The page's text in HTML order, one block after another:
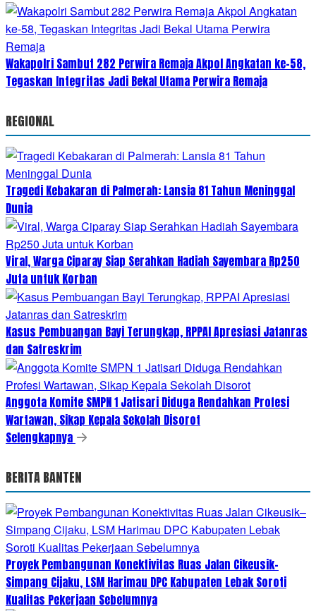
Wakapolri Sambut 282 Perwira Remaja Akpol Angkatan ke-58,
Tegaskan Integritas Jadi Bekal Utama Perwira Remaja
REGIONAL
Tragedi Kebakaran di Palmerah: Lansia 81 Tahun Meninggal
Dunia
Viral, Warga Ciparay Siap Serahkan Hadiah Sayembara Rp250
Juta untuk Korban
Kasus Pembuangan Bayi Terungkap, RPPAI Apresiasi Jatanras
dan Satreskrim
Anggota Komite SMPN 1 Jatisari Diduga Rendahkan Profesi
Wartawan, Sikap Kepala Sekolah Disorot
Selengkapnya
BERITA BANTEN
Proyek Pembangunan Konektivitas Ruas Jalan Cikeusik–
Simpang Cijaku, LSM Harimau DPC Kabupaten Lebak Soroti
Kualitas Pekerjaan Sebelumnya